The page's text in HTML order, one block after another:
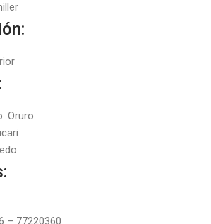
Oruro
– 77220360